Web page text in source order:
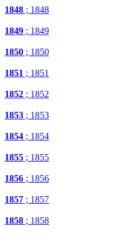
1848 ; 1848
1849 ; 1849
1850 ; 1850
1851 ; 1851
1852 ; 1852
1853 ; 1853
1854 ; 1854
1855 ; 1855
1856 ; 1856
1857 ; 1857
1858 ; 1858